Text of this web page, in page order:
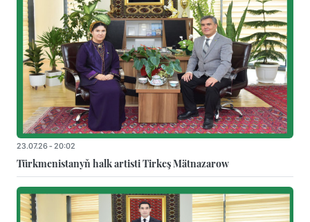
23.07.26 - 20:02
Türkmenistanyň halk artisti Tirkeş Mätnazarow